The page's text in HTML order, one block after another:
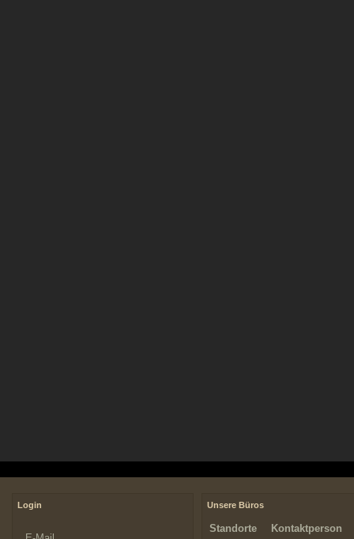
Login Unsere Büros
Standorte Kontaktperson